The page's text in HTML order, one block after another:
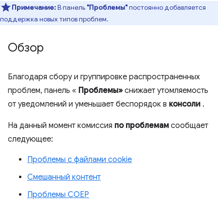
Примечание:В панель "Проблемы"постоянно добавляется
поддержка новых типов проблем.
Обзор
Благодаря сбору и группировке распространенных
проблем, панель « Проблемы» снижает утомляемость
от уведомлений и уменьшает беспорядок в консоли .
На данный момент комиссия по проблемам сообщает
следующее:
Проблемы с файлами cookie
Смешанный контент
Проблемы COEP